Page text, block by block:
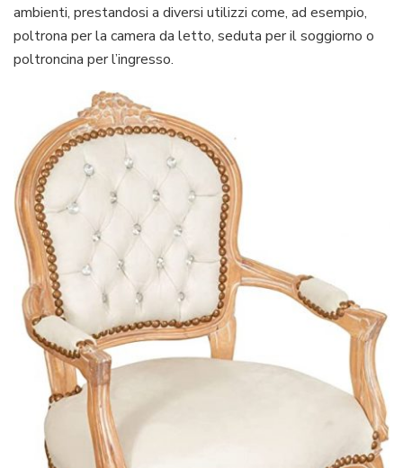
ambienti, prestandosi a diversi utilizzi come, ad esempio,
poltrona per la camera da letto, seduta per il soggiorno o
poltroncina per l’ingresso.